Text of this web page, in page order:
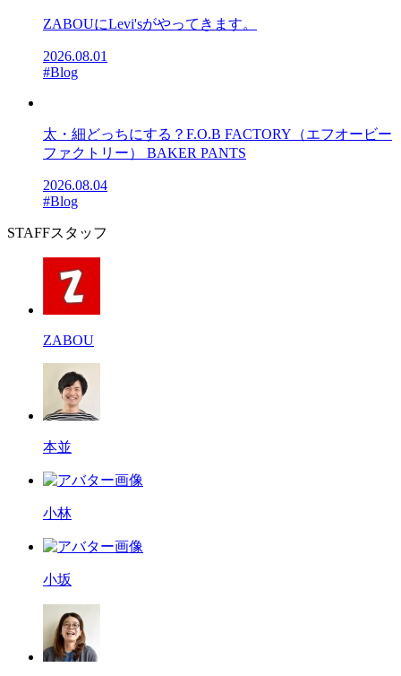
ZABOUにLevi'sがやってきます。
2026.08.01
#Blog
太・細どっちにする？F.O.B FACTORY（エフオービー
ファクトリー） BAKER PANTS
2026.08.04
#Blog
STAFFスタッフ
ZABOU
本並
小林
小坂